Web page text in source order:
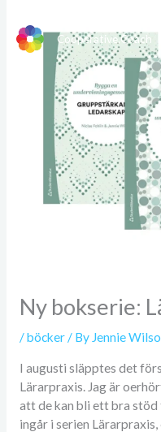
content
Cooperative.Coach
Ny bokserie:
/böcker/ By Jennie
I augusti släpptes det
Lärarpraxis. Jag är
att de kan bli ett bra stöd
ingår i serien